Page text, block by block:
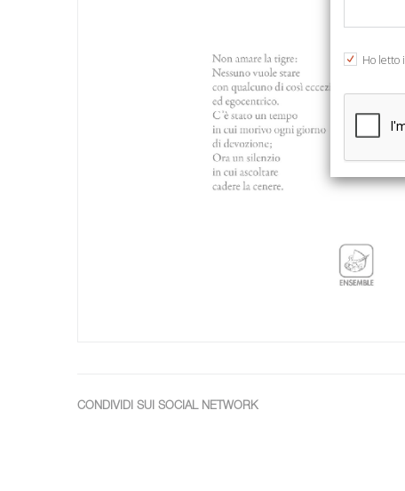
CONDIVIDI SUI SOCIAL NETWORK
Ho letto i